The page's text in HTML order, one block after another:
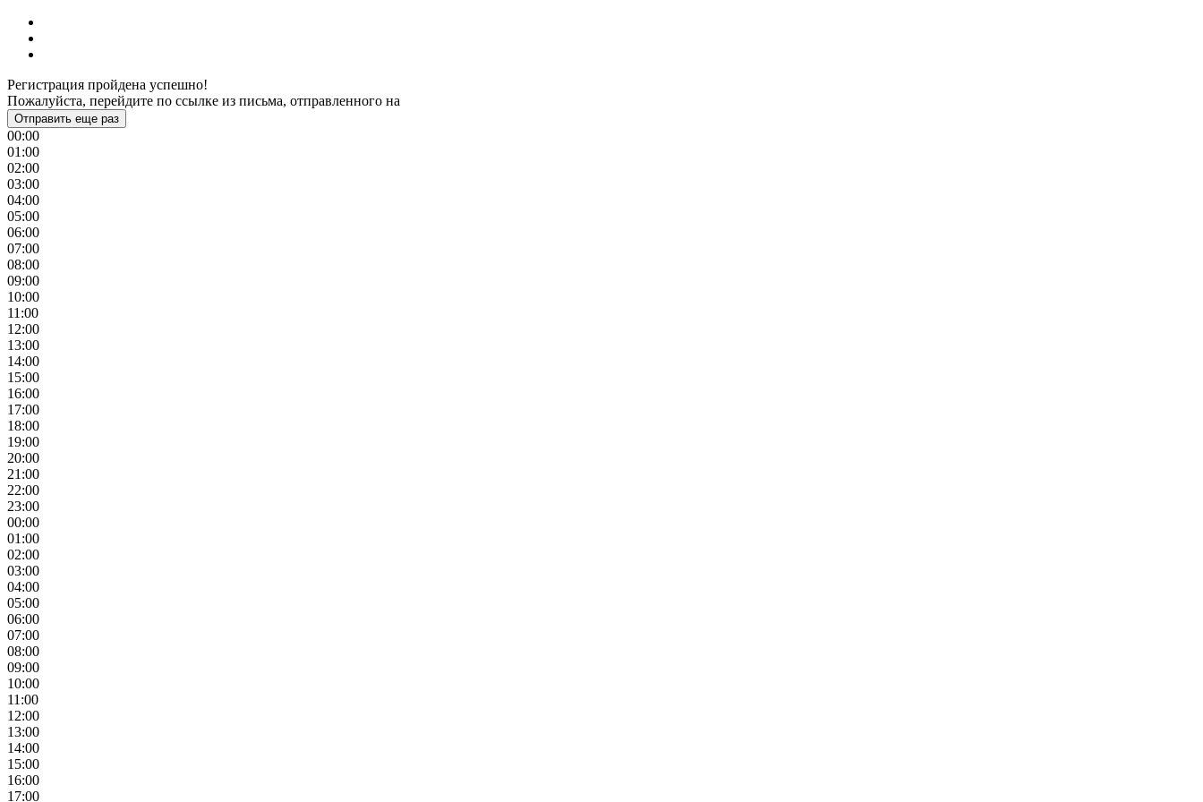
Регистрация пройдена успешно!
Пожалуйста, перейдите по ссылке из письма, отправленного на
Отправить еще раз
00:00
01:00
02:00
03:00
04:00
05:00
06:00
07:00
08:00
09:00
10:00
11:00
12:00
13:00
14:00
15:00
16:00
17:00
18:00
19:00
20:00
21:00
22:00
23:00
00:00
01:00
02:00
03:00
04:00
05:00
06:00
07:00
08:00
09:00
10:00
11:00
12:00
13:00
14:00
15:00
16:00
17:00